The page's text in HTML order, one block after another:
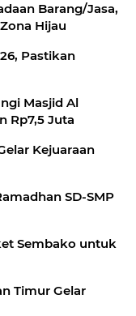
Barang/Jasa,
Hijau
Pastikan
Masjid Al
Rp7,5 Juta
Kejuaraan
SD-SMP
Sembako untuk
Timur Gelar